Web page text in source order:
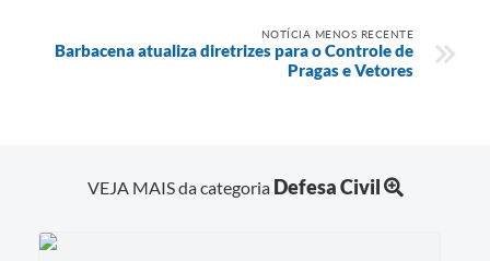
NOTÍCIA MENOS RECENTE
Barbacena atualiza diretrizes para o Controle de
Pragas e Vetores
VEJA MAIS da categoria Defesa Civil